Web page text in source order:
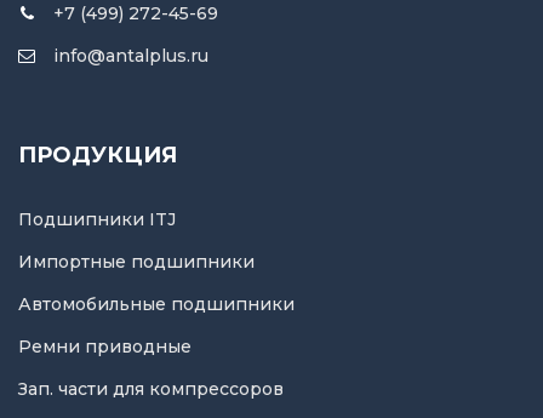
+7 (499) 272-45-69
info@antalplus.ru
ПРОДУКЦИЯ
Подшипники ITJ
Импортные подшипники
Автомобильные подшипники
Ремни приводные
Зап. части для компрессоров